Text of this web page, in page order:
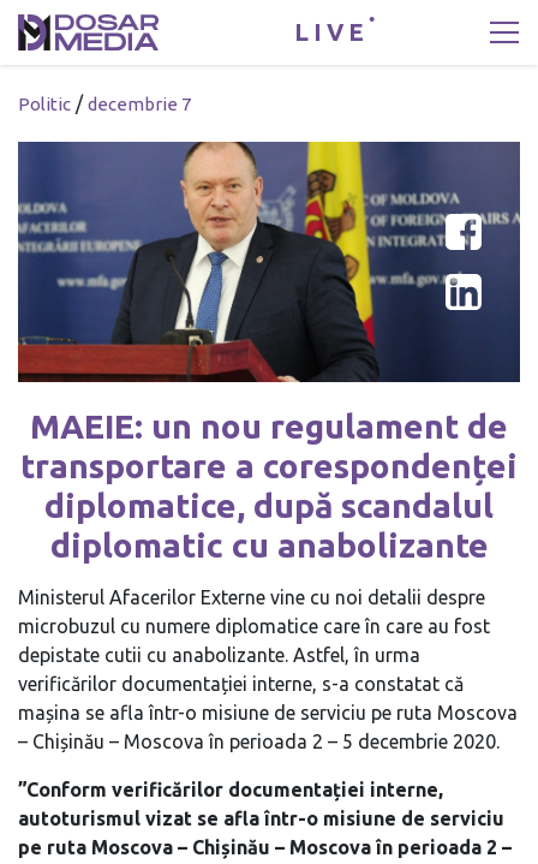
LIVE
Politic /decembrie 7
MAEIE: un nou regulament de
transportare a corespondenței
diplomatice, după scandalul
diplomatic cu anabolizante
Ministerul Afacerilor Externe vine cu noi detalii despre
microbuzul cu numere diplomatice care în care au fost
depistate cutii cu anabolizante. Astfel, în urma
verificărilor documentației interne, s-a constatat că
mașina se afla într-o misiune de serviciu pe ruta Moscova
– Chișinău – Moscova în perioada 2 – 5 decembrie 2020.
”Conform verificărilor documentației interne,
autoturismul vizat se afla într-o misiune de serviciu
pe ruta Moscova – Chișinău – Moscova în perioada 2 –